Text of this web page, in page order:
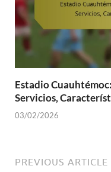
Estadio
Servicios,
03/02/2026
PREVIOUS ARTICLE